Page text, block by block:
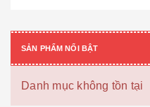
SẢN PHẨM NỔI BẬT
Danh mục không tồn tại